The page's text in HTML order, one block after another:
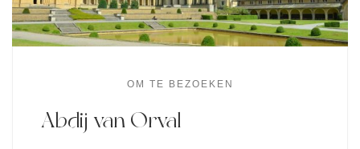
OM TE BEZOEKEN
Abdij van Orval